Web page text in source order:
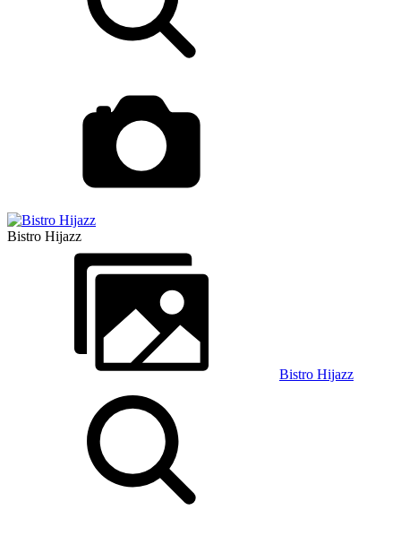
Bistro Hijazz
Bistro Hijazz